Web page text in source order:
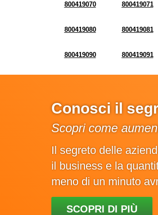
800419070 800419071
800419080 800419081
800419090 800419091
Conosci il
Scopri come
Il segreto delle
il business e la
meno di un minuto
SCOPRI DI PIÙ